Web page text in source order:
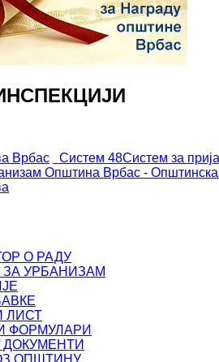
Врбас Систем 48Систем за
Општина Врбас - Општинска
О РАДУ
УРБАНИЗАМ
ЛИСТ
ФОРМУЛАРИ
ОПШТИНУ